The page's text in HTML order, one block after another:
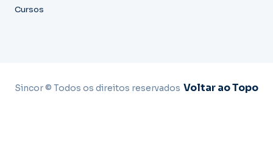
Cursos
Sincor © Todos os direitos reservados Voltar ao Topo